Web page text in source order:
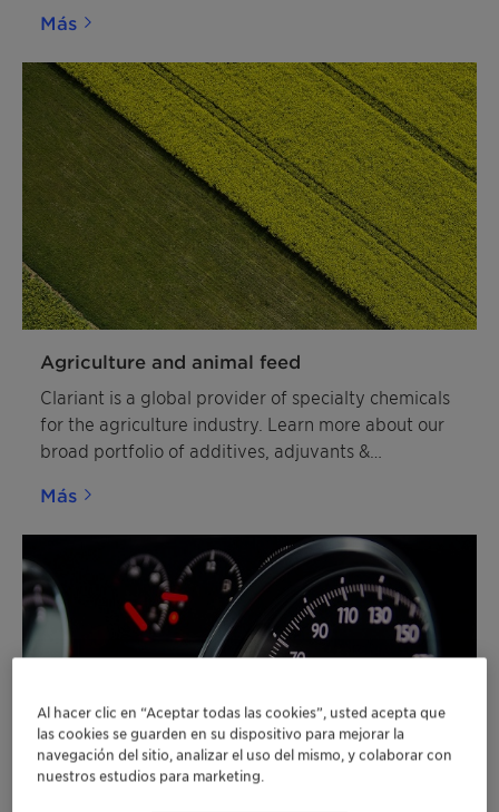
Más
Agriculture and animal feed
Clariant is a global provider of specialty chemicals
for the agriculture industry. Learn more about our
broad portfolio of additives, adjuvants &
Más
Al hacer clic en “Aceptar todas las cookies”, usted acepta que
las cookies se guarden en su dispositivo para mejorar la
navegación del sitio, analizar el uso del mismo, y colaborar con
nuestros estudios para marketing.